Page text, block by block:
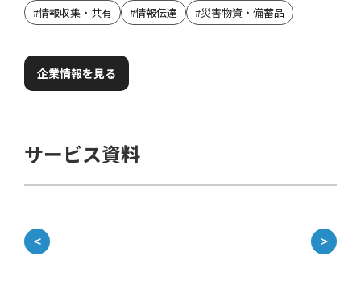
#情報収集・共有 #情報伝達 #災害物資・備蓄品
企業情報を見る
サービス資料
＜ ＞